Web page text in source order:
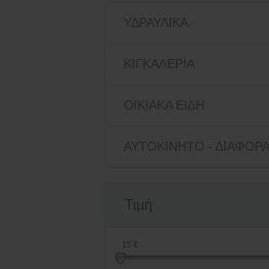
ΥΔΡΑΥΛΙΚΑ
ΚΙΓΚΑΛΕΡΙΑ
ΟΙΚΙΑΚΑ ΕΙΔΗ
ΑΥΤΟΚΙΝΗΤΟ - ΔΙΑΦΟΡΑ
Τιμή
15